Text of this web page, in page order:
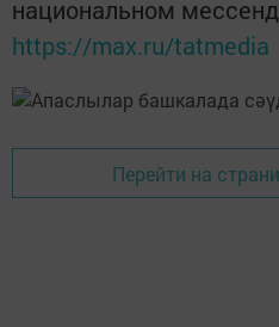
национальном
https://max.ru/tatmedia
Перейти на